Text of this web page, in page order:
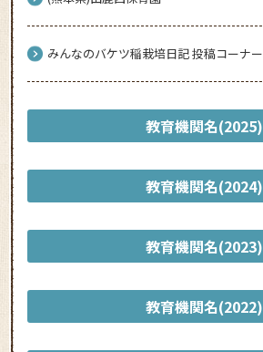
みんなのバケツ稲栽培日記 投稿コーナー
教育機関名(2025)
教育機関名(2024)
教育機関名(2023)
教育機関名(2022)